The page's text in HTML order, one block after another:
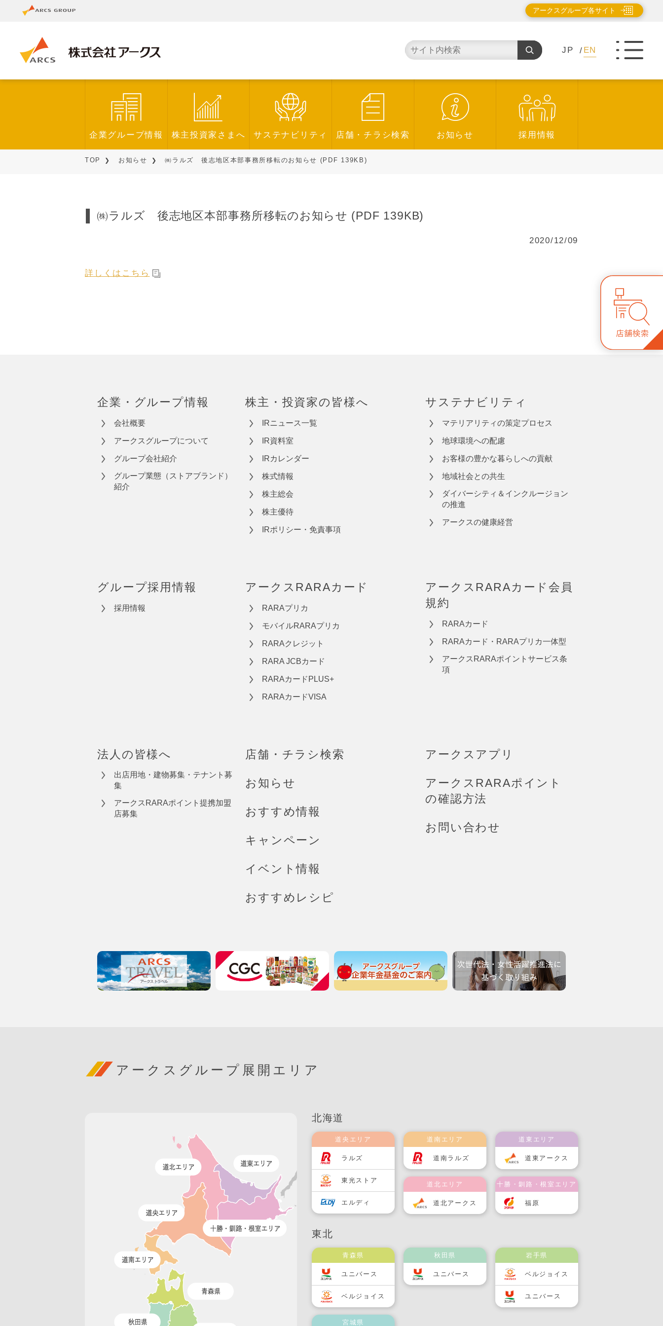
アークスグループ各サイト
JP EN
企業グループ情報 株主投資家さまへ サステナビリティ 店舗・チラシ検索 お知らせ 採用情報
TOP お知らせ ㈱ラルズ 後志地区本部事務所移転のお知らせ (PDF 139KB)
㈱ラルズ 後志地区本部事務所移転のお知らせ (PDF 139KB)
2020/12/09
詳しくはこちら
企業・グループ情報
会社概要
アークスグループについて
グループ会社紹介
グループ業態（ストアブランド）
紹介
株主・投資家の皆様へ
IRニュース一覧
IR資料室
IRカレンダー
株式情報
株主総会
株主優待
IRポリシー・免責事項
サステナビリティ
マテリアリティの策定プロセス
地球環境への配慮
お客様の豊かな暮らしへの貢献
地域社会との共生
ダイバーシティ＆インクルージョン
の推進
アークスの健康経営
グループ採用情報
採用情報
アークスRARAカード
RARAプリカ
モバイルRARAプリカ
RARAクレジット
RARA JCBカード
RARAカードPLUS+
RARAカードVISA
アークスRARAカード会員
規約
RARAカード
RARAカード・RARAプリカ一体型
アークスRARAポイントサービス条
項
法人の皆様へ
出店用地・建物募集・テナント募
集
アークスRARAポイント提携加盟
店募集
店舗・チラシ検索
お知らせ
おすすめ情報
キャンペーン
イベント情報
おすすめレシピ
アークスアプリ
アークスRARAポイント
の確認方法
お問い合わせ
アークスグループ展開エリア
北海道
道央エリア
ラルズ
東光ストア
エルディ
道南エリア
道南ラルズ
道北エリア
道北アークス
道東エリア
道東アークス
十勝・釧路・根室エリア
福原
東北
青森県
ユニバース
ベルジョイス
秋田県
ユニバース
岩手県
ベルジョイス
ユニバース
宮城県